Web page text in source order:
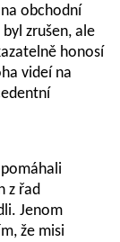
obchodní
zrušen, ale
honosí
videí na
z řad
Jenom
že misi